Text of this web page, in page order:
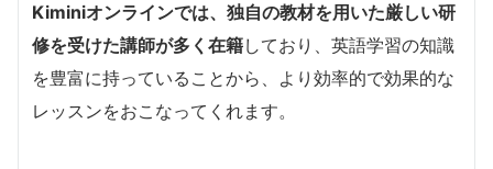
Kiminiオンラインでは、独自の教材を用いた厳しい研
修を受けた講師が多く在籍しており、英語学習の知識
を豊富に持っていることから、より効率的で効果的な
レッスンをおこなってくれます。